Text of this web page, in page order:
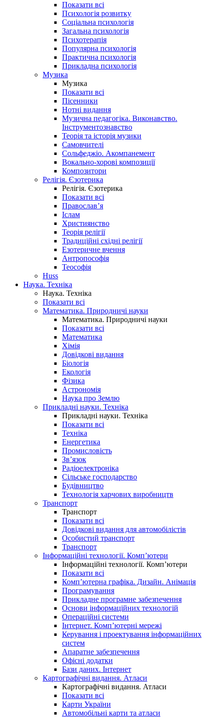
Показати всі
Психологія розвитку
Соціальна психологія
Загальна психологія
Психотерапія
Популярна психологія
Практична психологія
Прикладна психологія
Музика
Музика
Показати всі
Пісенники
Нотні видання
Музична педагогіка. Виконавство.
Інструментознавство
Теорія та історія музики
Самовчителі
Сольфеджіо. Акомпанемент
Вокально-хорові композиції
Композитори
Релігія. Єзотерика
Релігія. Єзотерика
Показати всі
Православ’я
Іслам
Християнство
Теорія релігії
Традиційні східні релігії
Езотеричне вчення
Антропософія
Теософія
Huss
Наука. Техніка
Наука. Техніка
Показати всі
Математика. Природничі науки
Математика. Природничі науки
Показати всі
Математика
Хімія
Довідкові видання
Біологія
Екологія
Фізика
Астрономія
Наука про Землю
Прикладні науки. Техніка
Прикладні науки. Техніка
Показати всі
Техніка
Енергетика
Промисловість
Зв’язок
Радіоелектроніка
Сільське господарство
Будівництво
Технологія харчових виробництв
Транспорт
Транспорт
Показати всі
Довідкові видання для автомобілістів
Особистий транспорт
Транспорт
Інформаційні технології. Комп’ютери
Інформаційні технології. Комп’ютери
Показати всі
Комп’ютерна графіка. Дизайн. Анімація
Програмування
Прикладне програмне забезпечення
Основи інформаційних технологій
Операційні системи
Інтернет. Комп’ютерні мережі
Керування і проектування інформаційних
систем
Апаратне забезпечення
Офісні додатки
Бази даних. Інтернет
Картографічні видання. Атласи
Картографічні видання. Атласи
Показати всі
Карти України
Автомобільні карти та атласи